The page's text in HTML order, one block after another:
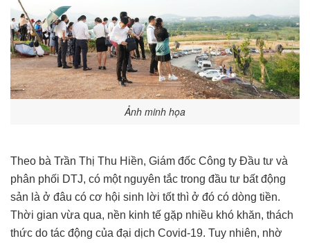
Ảnh minh họa
Theo bà Trần Thị Thu Hiền, Giám đốc Công ty Đầu tư và
phân phối DTJ, có một nguyên tắc trong đầu tư bất động
sản là ở đâu có cơ hội sinh lời tốt thì ở đó có dòng tiền.
Thời gian vừa qua, nền kinh tế gặp nhiều khó khăn, thách
thức do tác động của đại dịch Covid-19. Tuy nhiên, nhờ